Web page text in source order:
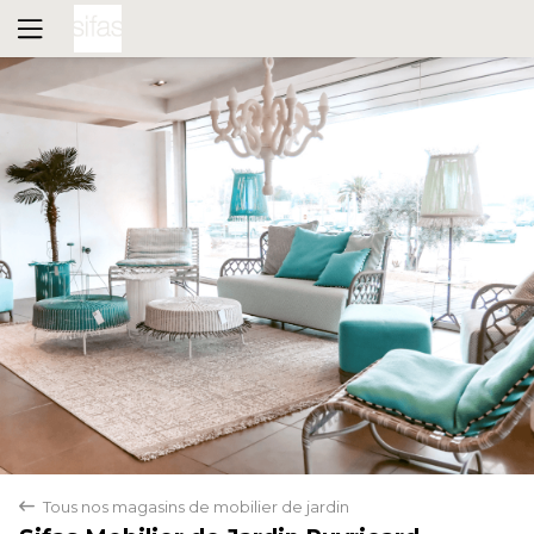
back Tous nos magasins de mobilier de jardin